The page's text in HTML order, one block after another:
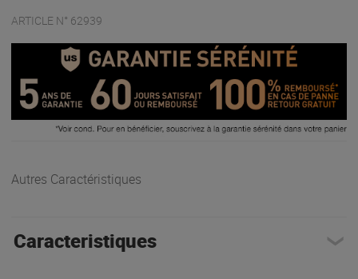
ARTICLE N° 62939
Autres Caractéristiques
Caracteristiques